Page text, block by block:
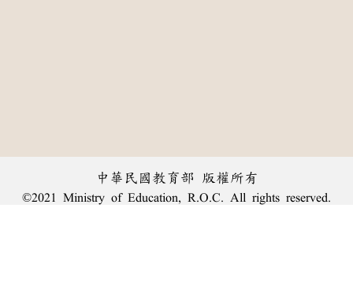
中華民國教育部 版權所有
©2021 Ministry of Education, R.O.C. All rights reserved.